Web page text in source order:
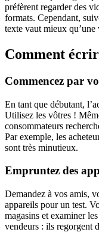
préfèrent regarder des
formats. Cependant,
texte vaut mieux
Comment
Commencez par
En tant que débutant,
Utilisez les vôtres !
consommateurs
Par exemple, les
sont très minutieux.
Empruntez des
Demandez à vos amis,
appareils pour un test.
magasins et examiner
vendeurs : ils regorgent